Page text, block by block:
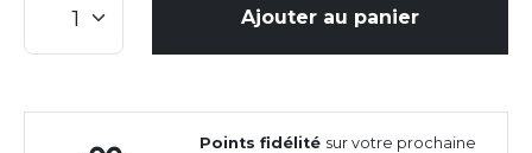
Ajouter au panier
Points fidélité sur votre prochaine